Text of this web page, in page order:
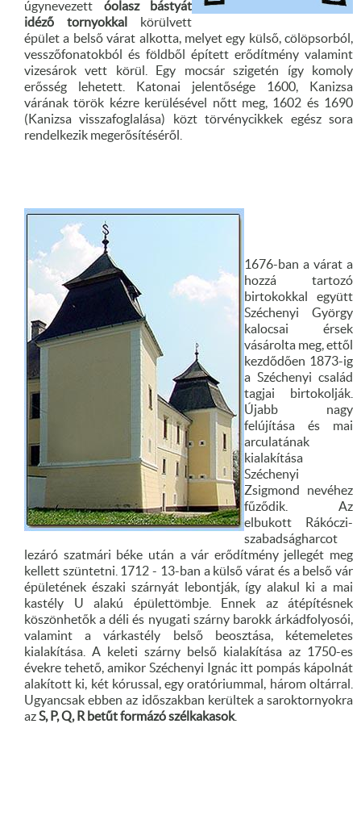
úgynevezett óolasz bástyát
idéző tornyokkal
körülvett
épület a belső várat alkotta, melyet egy külső, cölöpsorból,
vesszőfonatokból és földből épített erődítmény valamint
vizesárok vett körül. Egy mocsár szigetén így komoly
erősség lehetett. Katonai jelentősége 1600, Kanizsa
várának török kézre kerülésével nőtt meg, 1602 és 1690
(Kanizsa visszafoglalása) közt törvénycikkek egész sora
rendelkezik megerősítéséről.
1676-ban a várat a
hozzá tartozó
birtokokkal együtt
Széchenyi György
kalocsai érsek
vásárolta meg, ettől
kezdődően 1873-ig
a Széchenyi család
tagjai birtokolják.
Újabb nagy
felújítása és mai
arculatának
kialakítása
Széchenyi
Zsigmond nevéhez
fűződik. Az
elbukott Rákóczi-
szabadságharcot
lezáró szatmári béke után a vár erődítmény jellegét meg
kellett szüntetni. 1712 - 13-ban a külső várat és a belső vár
épületének északi szárnyát lebontják, így alakul ki a mai
kastély U alakú épülettömbje. Ennek az átépítésnek
köszönhetők a déli és nyugati szárny barokk árkádfolyosói,
valamint a várkastély belső beosztása, kétemeletes
kialakítása. A keleti szárny belső kialakítása az 1750-es
évekre tehető, amikor Széchenyi Ignác itt pompás kápolnát
alakított ki, két kórussal, egy oratóriummal, három oltárral.
Ugyancsak ebben az időszakban kerültek a saroktornyokra
azS, P, Q, R betűt formázó szélkakasok.